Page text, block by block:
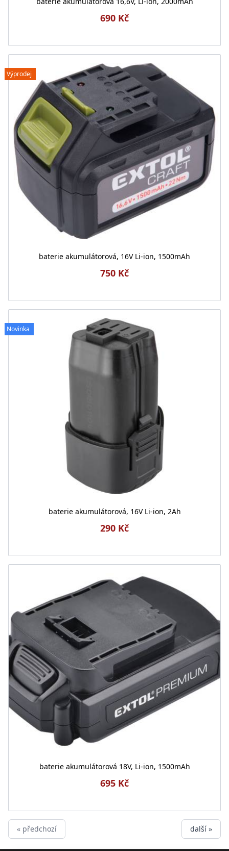
690 Kč
Výprodej
baterie akumulátorová, 16V Li-ion, 1500mAh
750 Kč
Novinka
baterie akumulátorová, 16V Li-ion, 2Ah
290 Kč
baterie akumulátorová 18V, Li-ion, 1500mAh
695 Kč
« předchozí další »